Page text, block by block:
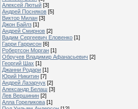
Алексей Лютый [3]
Андрей Посняков [5]
Виктор Милан [3]
Джон Байлз [1]
Андрей Смирнов [2]
Вадим Сергеевич Еловенко [1]
Гарри Гаррисон [6]
Робертсон Морган [1]
Обручев Владимир Афанасьевич [2]
Георгий Шах [1]
Джанни Родари [1]
Юрий Никитин [7]
Андрей Лазарчук [2]
Александр Белаш [3]
Лев Вершинин [2]
Алла Гореликова [1]